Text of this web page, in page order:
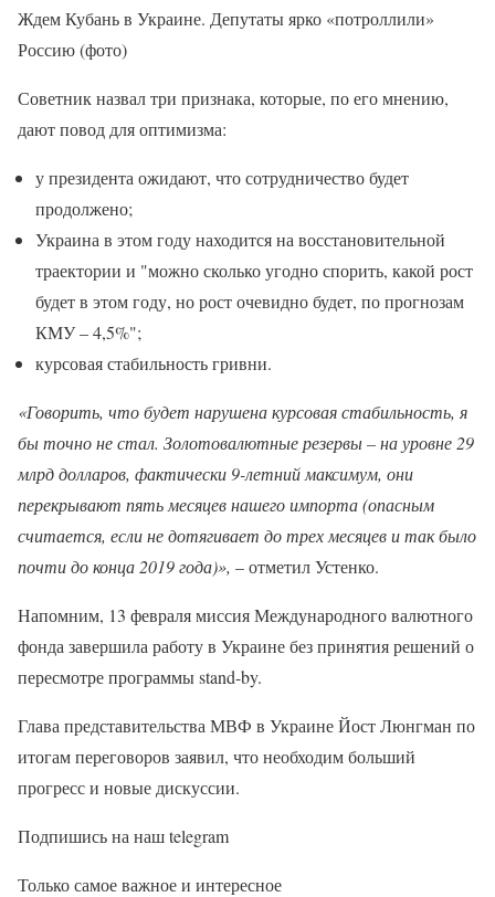
Ждем Кубань в Украине. Депутаты ярко «потроллили»
Россию (фото)
Советник назвал три признака, которые, по его мнению,
дают повод для оптимизма:
у президента ожидают, что сотрудничество будет
продолжено;
Украина в этом году находится на восстановительной
траектории и "можно сколько угодно спорить, какой рост
будет в этом году, но рост очевидно будет, по прогнозам
КМУ – 4,5%";
курсовая стабильность гривни.
«Говорить, что будет нарушена курсовая стабильность, я
бы точно не стал. Золотовалютные резервы – на уровне 29
млрд долларов, фактически 9-летний максимум, они
перекрывают пять месяцев нашего импорта (опасным
считается, если не дотягивает до трех месяцев и так было
почти до конца 2019 года)», – отметил Устенко.
Напомним, 13 февраля миссия Международного валютного
фонда завершила работу в Украине без принятия решений о
пересмотре программы stand-by.
Глава представительства МВФ в Украине Йост Люнгман по
итогам переговоров заявил, что необходим больший
прогресс и новые дискуссии.
Подпишись на наш telegram
Только самое важное и интересное